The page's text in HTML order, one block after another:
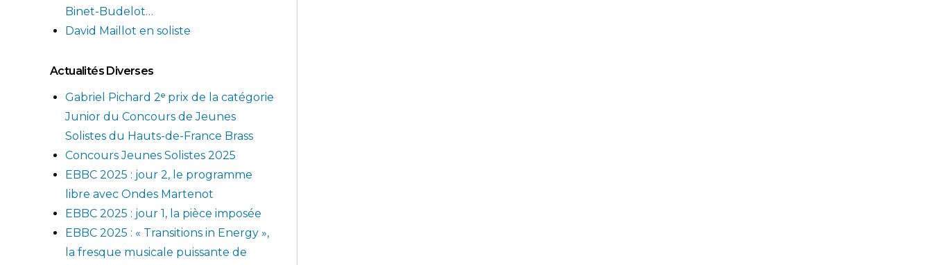
Binet-Budelot…
David Maillot en soliste
Actualités Diverses
Gabriel Pichard 2ᵉ prix de la catégorie
Junior du Concours de Jeunes
Solistes du Hauts-de-France Brass
Concours Jeunes Solistes 2025
EBBC 2025 : jour 2, le programme
libre avec Ondes Martenot
EBBC 2025 : jour 1, la pièce imposée
EBBC 2025 : « Transitions in Energy »,
la fresque musicale puissante de